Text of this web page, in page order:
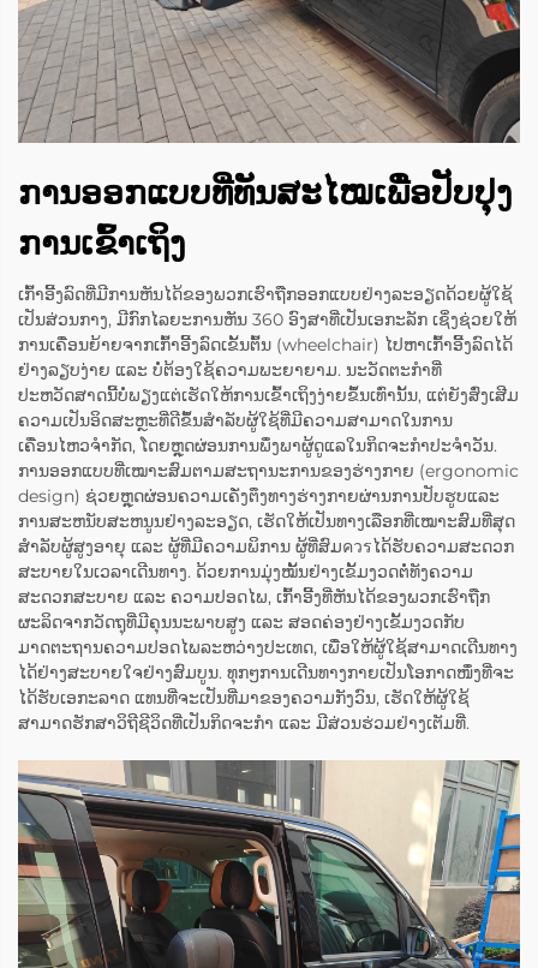
ການອອກແບບທີ່ທັນສະໄໝເພື່ອປັບປຸງ
ການເຂົ້າເຖິງ
ເກົ້າອີ້ງລົດທີ່ມີການຫັນໄດ້ຂອງພວກເຮົາຖືກອອກແບບຢ່າງລະອຽດດ້ວຍຜູ້ໃຊ້
ເປັນສ່ວນກາງ, ມີກົກໄລຍະການຫັນ 360 ອົງສາທີ່ເປັນເອກະລັກ ເຊິ່ງຊ່ວຍໃຫ້
ການເຄື່ອນຍ້າຍຈາກເກົ້າອີ້ງລົດເຂັ້ນຕົ້ນ (wheelchair) ໄປຫາເກົ້າອີ້ງລົດໄດ້
ຢ່າງລຽບງ່າຍ ແລະ ບໍ່ຕ້ອງໃຊ້ຄວາມພະຍາຍາມ. ນະວັດຕະກຳທີ່
ປະຫວັດສາດນີ້ບໍ່ພຽງແຕ່ເຮັດໃຫ້ການເຂົ້າເຖິງງ່າຍຂຶ້ນເທົ່ານັ້ນ, ແຕ່ຍັງສົ່ງເສີມ
ຄວາມເປັນອິດສະຫຼະທີ່ດີຂຶ້ນສຳລັບຜູ້ໃຊ້ທີ່ມີຄວາມສາມາດໃນການ
ເຄື່ອນໄຫວຈຳກັດ, ໂດຍຫຼຸດຜ່ອນການພຶ່ງພາຜູ້ດູແລໃນກິດຈະກຳປະຈຳວັນ.
ການອອກແບບທີ່ເໝາະສົມຕາມສະຖານະການຂອງຮ່າງກາຍ (ergonomic
design) ຊ່ວຍຫຼຸດຜ່ອນຄວາມເຄັ່ງຕຶງທາງຮ່າງກາຍຜ່ານການປັບຮູບແລະ
ການສະຫນັບສະຫນູນຢ່າງລະອຽດ, ເຮັດໃຫ້ເປັນທາງເລືອກທີ່ເໝາະສົມທີ່ສຸດ
ສຳລັບຜູ້ສູງອາຍຸ ແລະ ຜູ້ທີ່ມີຄວາມພິການ ຜູ້ທີ່ສົມควรໄດ້ຮັບຄວາມສະດວກ
ສະບາຍໃນເວລາເດີນທາງ. ດ້ວຍການມຸ່ງໝັ້ນຢ່າງເຂັ້ມງວດຕໍ່ທັງຄວາມ
ສະດວກສະບາຍ ແລະ ຄວາມປອດໄພ, ເກົ້າອີ້ງທີ່ຫັນໄດ້ຂອງພວກເຮົາຖືກ
ຜະລິດຈາກວັດຖຸທີ່ມີຄຸນນະພາບສູງ ແລະ ສອດຄ່ອງຢ່າງເຂັ້ມງວດກັບ
ມາດຕະຖານຄວາມປອດໄພລະຫວ່າງປະເທດ, ເພື່ອໃຫ້ຜູ້ໃຊ້ສາມາດເດີນທາງ
ໄດ້ຢ່າງສະບາຍໃຈຢ່າງສົມບູນ. ທຸກໆການເດີນທາງກາຍເປັນໂອກາດໜຶ່ງທີ່ຈະ
ໄດ້ຮັບເອກະລາດ ແທນທີ່ຈະເປັນທີ່ມາຂອງຄວາມກັງວົນ, ເຮັດໃຫ້ຜູ້ໃຊ້
ສາມາດຮັກສາວິຖີຊີວິດທີ່ເປັນກິດຈະກຳ ແລະ ມີສ່ວນຮ່ວມຢ່າງເຕັມທີ່.